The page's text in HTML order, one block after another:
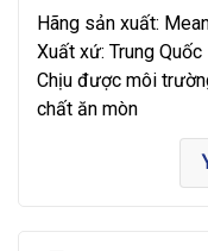
Hãng sản xuất:
Xuất xứ: Trung Quốc
Chịu được môi
chất ăn mòn